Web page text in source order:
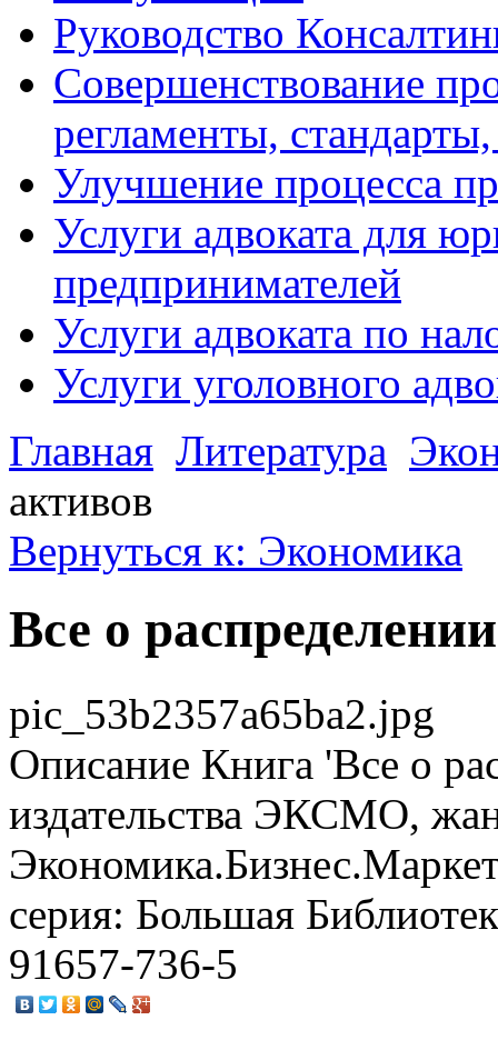
Руководство
Совершенствование
регламенты,
Улучшение процесса
Услуги адвоката для
предпринимателей
Услуги адвоката по
Услуги уголовного
Главная Литература
активов
Вернуться к: Экономика
Все о
pic_53b2357a65ba2.jpg
Описание Книга 'Все о
издательства ЭКСМО,
серия: Большая
91657-736-5